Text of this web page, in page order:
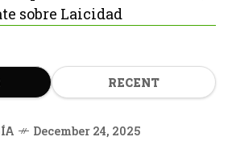
sobre Laicidad
RECENT
December 24, 2025